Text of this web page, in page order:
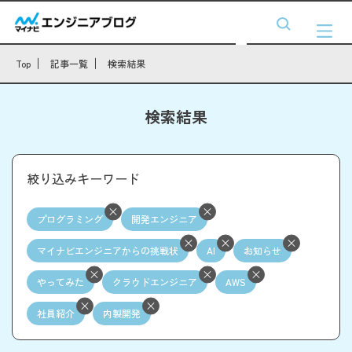
Top 記事一覧 検索結果
検索結果
絞り込みキーワード
プログラミング 開発エンジニア
マイナビエンジニアからの挑戦状 AI お知らせ
やってみた クラウドエンジニア AWS
社員紹介 内製開発